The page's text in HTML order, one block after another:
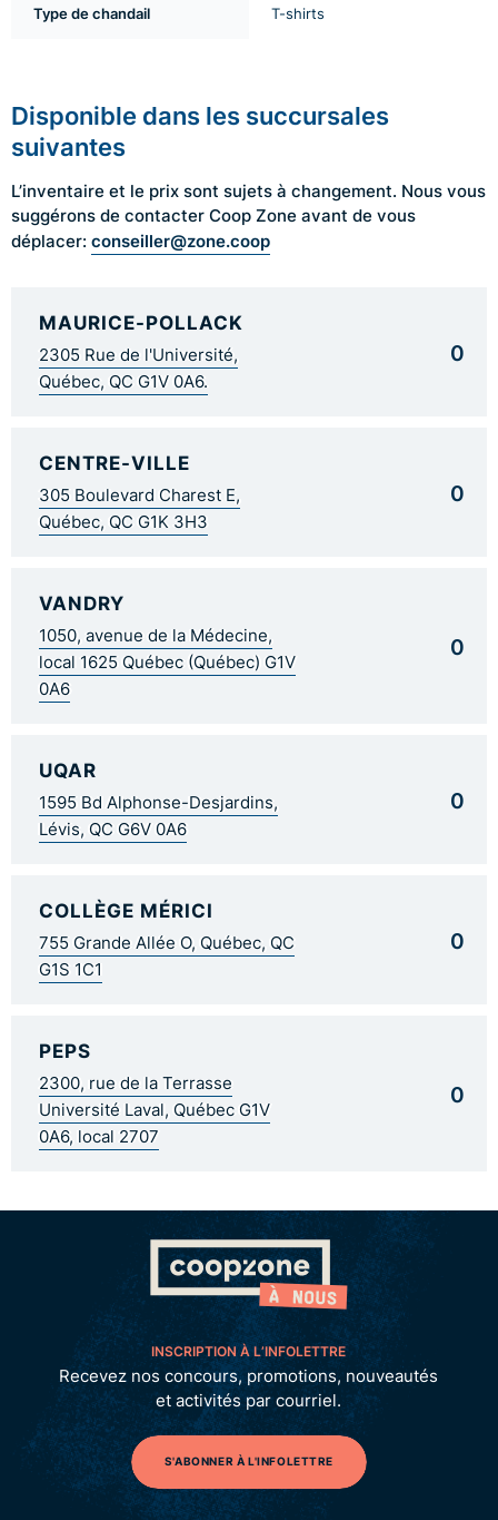
Type de chandail T-shirts
Disponible dans les succursales
suivantes
L’inventaire et le prix sont sujets à changement. Nous vous
suggérons de contacter Coop Zone avant de vous
déplacer: conseiller@zone.coop
MAURICE-POLLACK
2305 Rue de l'Université,
Québec, QC G1V 0A6.
0
CENTRE-VILLE
305 Boulevard Charest E,
Québec, QC G1K 3H3
0
VANDRY
1050, avenue de la Médecine,
local 1625 Québec (Québec) G1V
0A6
0
UQAR
1595 Bd Alphonse-Desjardins,
Lévis, QC G6V 0A6
0
COLLÈGE MÉRICI
755 Grande Allée O, Québec, QC
G1S 1C1
0
PEPS
2300, rue de la Terrasse
Université Laval, Québec G1V
0A6, local 2707
0
INSCRIPTION À L’INFOLETTRE
Recevez nos concours, promotions, nouveautés
et activités par courriel.
S'ABONNER À L'INFOLETTRE